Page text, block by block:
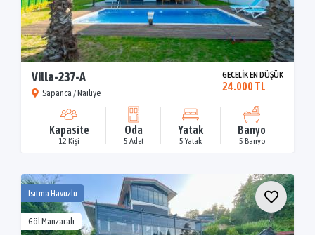
Villa-237-A
Sapanca / Nailiye
GECELİK EN DÜŞÜK
24.000 TL
Kapasite
12 Kişi
Oda
5 Adet
Yatak
5 Yatak
Banyo
5 Banyo
Isıtma Havuzlu
Göl Manzaralı